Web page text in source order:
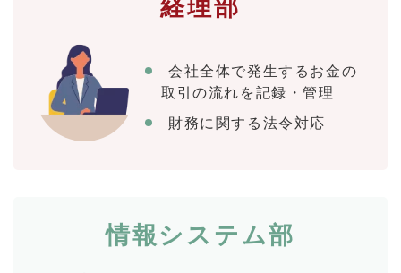
経理部
会社全体で発生するお金の
取引の流れを記録・管理
財務に関する法令対応
情報システム部